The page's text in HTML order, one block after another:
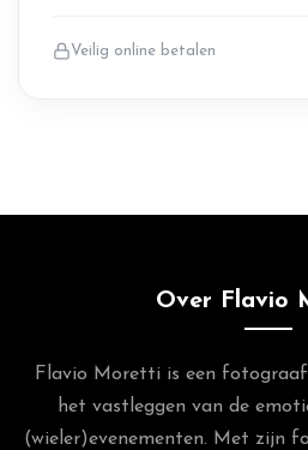
Veilig online betalen
Over Flavio
Flavio Moretti is een
het vastleggen van de
(wieler)evenementen. Met zijn